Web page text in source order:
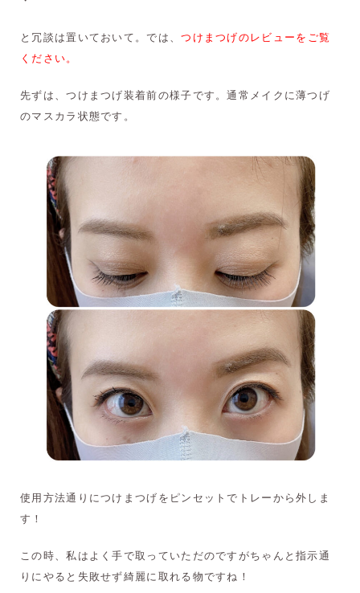
と冗談は置いておいて。では、つけまつげのレビューをご覧
ください。
先ずは、つけまつげ装着前の様子です。通常メイクに薄つげ
のマスカラ状態です。
使用方法通りにつけまつげをピンセットでトレーから外しま
す！
この時、私はよく手で取っていただのですがちゃんと指示通
りにやると失敗せず綺麗に取れる物ですね！